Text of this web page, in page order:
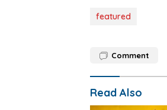
featured
Comment
Read Also